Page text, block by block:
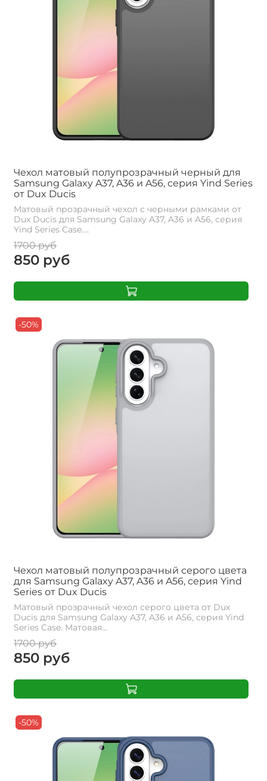
Чехол матовый полупрозрачный черный для
Samsung Galaxy A37, A36 и A56, серия Yind Series
от Dux Ducis
Матовый прозрачный чехол с черными рамками от
Dux Ducis для Samsung Galaxy A37, A36 и A56, серия
Yind Series Case....
1700 руб
850 руб
-50%
Чехол матовый полупрозрачный серого цвета
для Samsung Galaxy A37, A36 и A56, серия Yind
Series от Dux Ducis
Матовый прозрачный чехол серого цвета от Dux
Ducis для Samsung Galaxy A37, A36 и A56, серия Yind
Series Case. Матовая...
1700 руб
850 руб
-50%